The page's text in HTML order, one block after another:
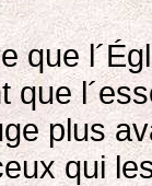
que
que
plus
qui